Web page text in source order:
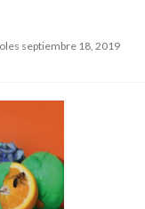
septiembre 18, 2019